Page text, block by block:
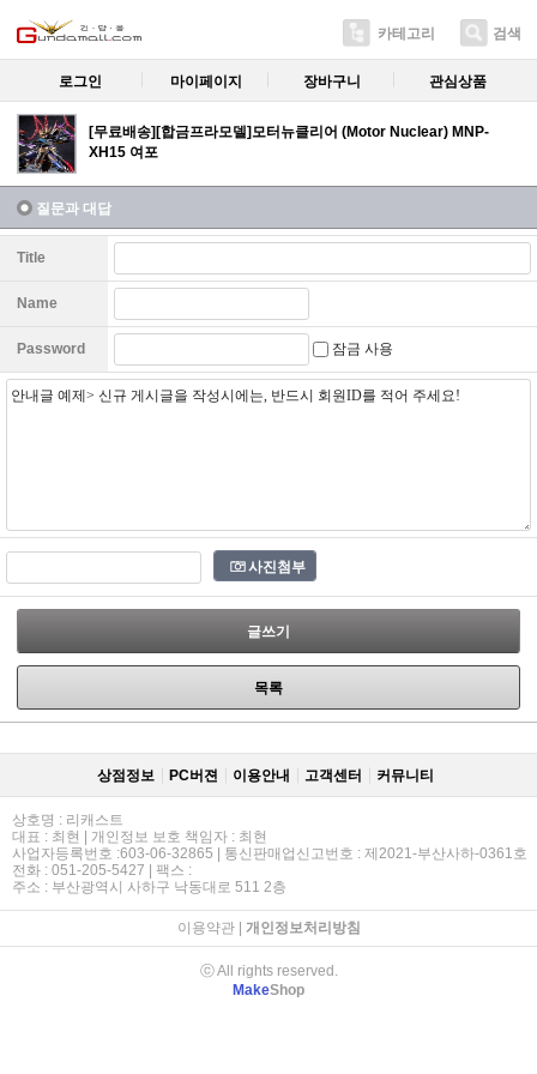
카테고리 검색
로그인 마이페이지 장바구니 관심상품
[무료배송][합금프라모델]모터뉴클리어 (Motor Nuclear) MNP-
XH15 여포
질문과 대답
Title
Name
Password 잠금 사용
사진첨부
글쓰기
목록
상점정보 PC버젼 이용안내 고객센터 커뮤니티
상호명 : 리캐스트
대표 : 최현 | 개인정보 보호 책임자 : 최현
사업자등록번호 :603-06-32865 | 통신판매업신고번호 : 제2021-부산사하-0361호
전화 : 051-205-5427 | 팩스 :
주소 : 부산광역시 사하구 낙동대로 511 2층
이용약관| 개인정보처리방침
ⓒ All rights reserved.
MakeShop